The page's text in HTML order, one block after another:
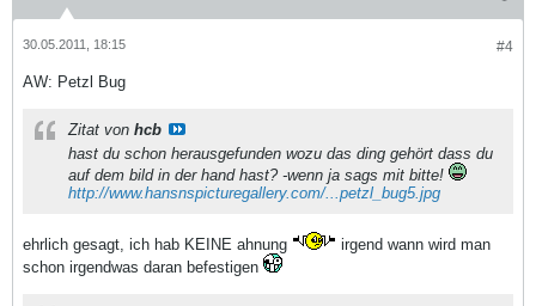
#4
30.05.2011, 18:15
AW: Petzl Bug
Zitat von hcb
hast du schon herausgefunden wozu das ding gehört dass du
auf dem bild in der hand hast? -wenn ja sags mit bitte!
http://www.hansnspicturegallery.com/...petzl_bug5.jpg
ehrlich gesagt, ich hab KEINE ahnung
irgend wann wird man
schon irgendwas daran befestigen